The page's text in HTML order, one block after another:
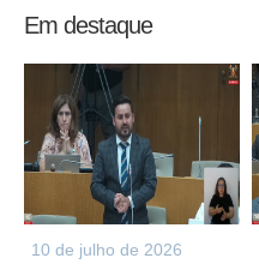
Em destaque
10 de julho de 2026